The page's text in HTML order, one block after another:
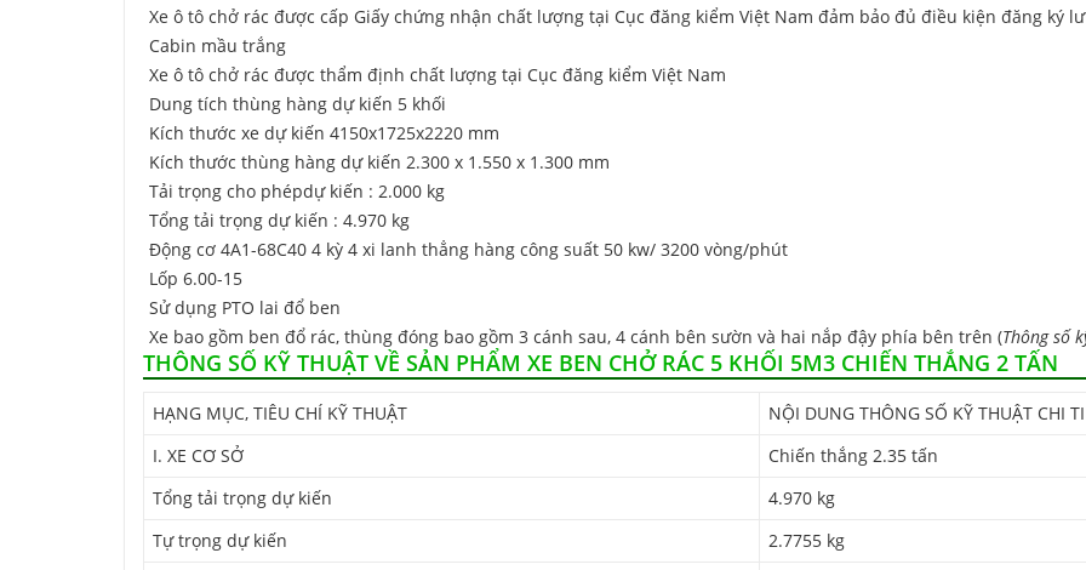
Xe ô tô chở rác được cấp Giấy chứng nhận chất lượng tại Cục đăng kiểm Việt Nam đảm bảo đủ điều kiện đăng ký
Cabin mầu trắng
Xe ô tô chở rác được thẩm định chất lượng tại Cục đăng kiểm Việt Nam
Dung tích thùng hàng dự kiến 5 khối
Kích thước xe dự kiến 4150x1725x2220 mm
Kích thước thùng hàng dự kiến 2.300 x 1.550 x 1.300 mm
Tải trọng cho phépdự kiến : 2.000 kg
Tổng tải trọng dự kiến : 4.970 kg
Động cơ 4A1-68C40 4 kỳ 4 xi lanh thẳng hàng công suất 50 kw/ 3200 vòng/phút
Lốp 6.00-15
Sử dụng PTO lai đổ ben
Xe bao gồm ben đổ rác, thùng đóng bao gồm 3 cánh sau, 4 cánh bên sườn và hai nắp đậy phía bên trên (Thông số
THÔNG SỐ KỸ THUẬT VỀ SẢN PHẨM XE BEN CHỞ RÁC 5 KHỐI 5M3 CHIẾN THẮNG 2 TẤN
HẠNG MỤC, TIÊU CHÍ KỸ THUẬT
NỘI DUNG THÔNG SỐ KỸ THUẬT CHI
I. XE CƠ SỞ
Chiến thắng 2.35 tấn
Tổng tải trọng dự kiến
4.970 kg
Tự trọng dự kiến
2.7755 kg